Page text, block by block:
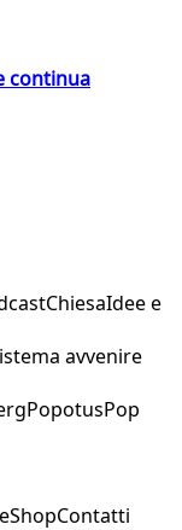
continua
ChiesaIdee e
avvenire
PopotusPop
ShopContatti